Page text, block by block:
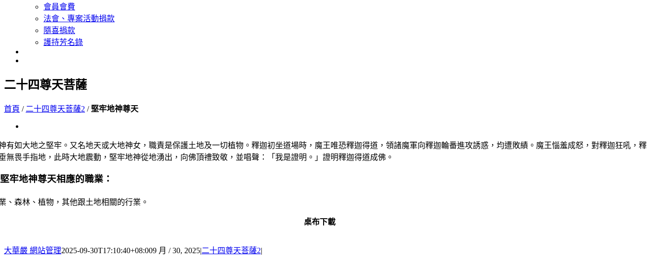
會員會費
法會、專案活動捐款
隨喜捐款
護持芳名錄
二十四尊天菩薩
首頁 / 二十四尊天菩薩2 / 堅牢地神尊天
Image
有如大地之堅牢。又名地天或大地神女，職責是保護土地及一切植物。釋迦初坐道場時，魔王唯恐釋迦得道，領諸魔軍向釋迦輪番進攻誘惑，均遭敗績。魔王惱羞成怒，對釋迦狂吼，釋
無畏手指地，此時大地震動，堅牢地神從地湧出，向佛頂禮致敬，並唱聲：「我是證明。」證明釋迦得道成佛。
牢地神尊天相應的職業：
、森林、植物，其他跟土地相關的行業。
桌布下載
大華嚴 網站管理2025-09-30T17:10:40+08:009 月 / 30, 2025|二十四尊天菩薩2|